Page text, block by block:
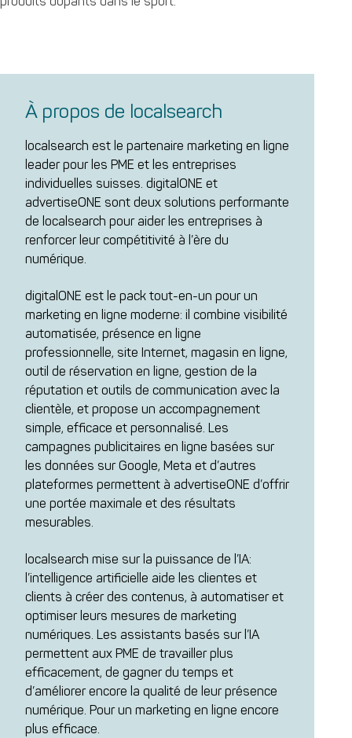
À propos de localsearch
localsearch est le partenaire marketing en ligne
leader pour les PME et les entreprises
individuelles suisses. digitalONE et
advertiseONE sont deux solutions performante
de localsearch pour aider les entreprises à
renforcer leur compétitivité à l’ère du
numérique.
digitalONE est le pack tout-en-un pour un
marketing en ligne moderne: il combine visibilité
automatisée, présence en ligne
professionnelle, site Internet, magasin en ligne,
outil de réservation en ligne, gestion de la
réputation et outils de communication avec la
clientèle, et propose un accompagnement
simple, efficace et personnalisé. Les
campagnes publicitaires en ligne basées sur
les données sur Google, Meta et d’autres
plateformes permettent à advertiseONE d’offrir
une portée maximale et des résultats
mesurables.
localsearch mise sur la puissance de l’IA:
l’intelligence artificielle aide les clientes et
clients à créer des contenus, à automatiser et
optimiser leurs mesures de marketing
numériques. Les assistants basés sur l’IA
permettent aux PME de travailler plus
efficacement, de gagner du temps et
d’améliorer encore la qualité de leur présence
numérique. Pour un marketing en ligne encore
plus efficace.